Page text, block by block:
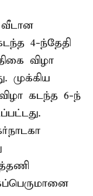
வீடான
4-ந்தேதி
விழா
முக்கிய
கடந்த 6-ந்